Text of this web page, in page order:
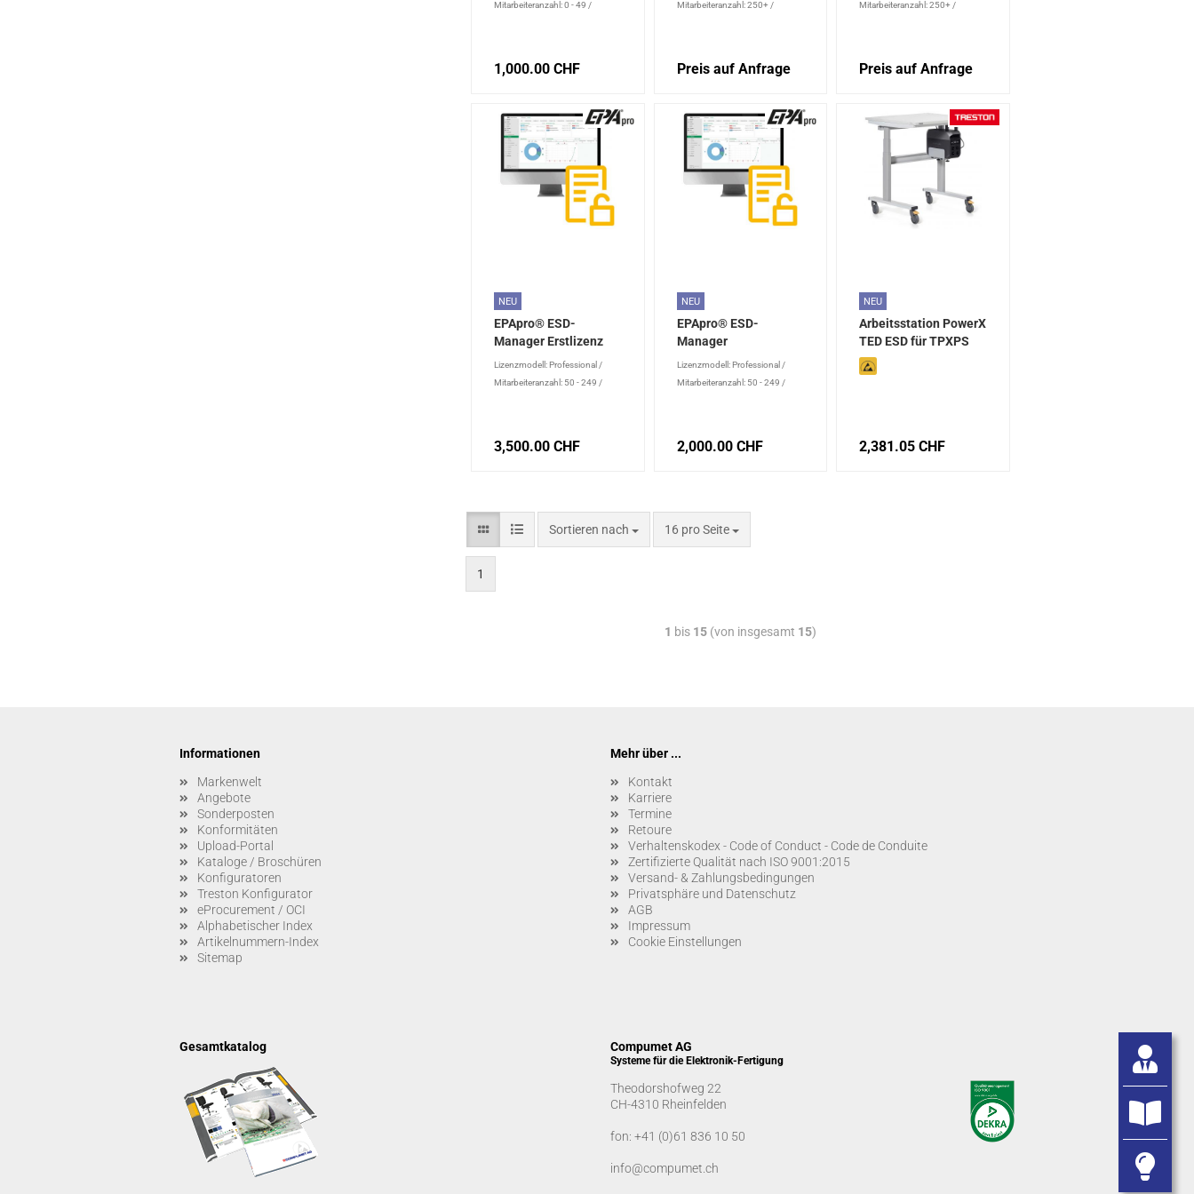
Mitarbeiteranzahl: 0 - 49 /
1,000.00 CHF
Mitarbeiteranzahl: 250+/
Preis auf Anfrage
Mitarbeiteranzahl: 250+/
Preis auf Anfrage
NEU
EPApro® ESD-
Manager Erstlizenz
Professional
Lizenzmodell: Professional /
Mitarbeiteranzahl: 50 - 249 /
3,500.00 CHF
NEU
EPApro® ESD-
Manager
Updatelizenz
Professional
Lizenzmodell: Professional /
Mitarbeiteranzahl: 50 - 249 /
2,000.00 CHF
NEU
Arbeitsstation PowerX
TED ESD für TPXPS
2,381.05 CHF
Sortieren nach 16 pro Seite
1
1 bis 15 (von insgesamt 15)
Informationen
Markenwelt
Angebote
Sonderposten
Konformitäten
Upload-Portal
Kataloge / Broschüren
Konfiguratoren
Treston Konfigurator
eProcurement / OCI
Alphabetischer Index
Artikelnummern-Index
Sitemap
Mehr über ...
Kontakt
Karriere
Termine
Retoure
Verhaltenskodex - Code of Conduct - Code de Conduite
Zertifizierte Qualität nach ISO 9001:2015
Versand- & Zahlungsbedingungen
Privatsphäre und Datenschutz
AGB
Impressum
Cookie Einstellungen
Gesamtkatalog Compumet AG
Systeme für die Elektronik-Fertigung
Theodorshofweg 22
CH-4310 Rheinfelden
fon: +41 (0)61 836 10 50
info@compumet.ch